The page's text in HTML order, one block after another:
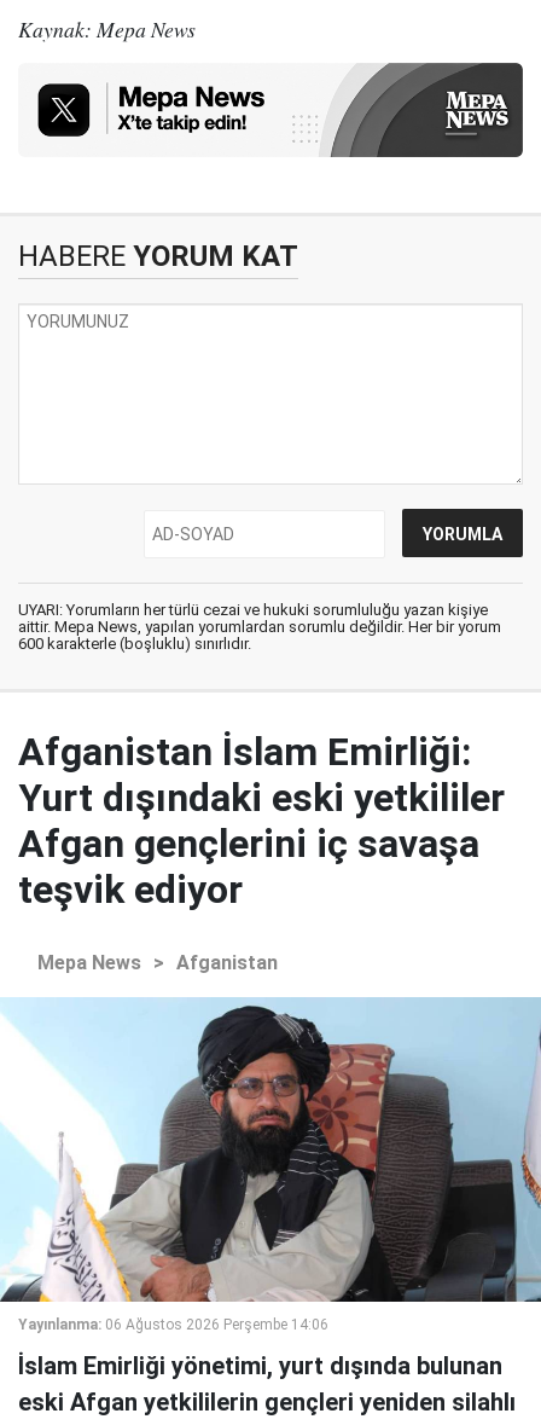
Kaynak: Mepa News
HABERE YORUM KAT
UYARI: Yorumların her türlü cezai ve hukuki sorumluluğu yazan kişiye
aittir. Mepa News, yapılan yorumlardan sorumlu değildir. Her bir yorum
600 karakterle (boşluklu) sınırlıdır.
Afganistan İslam Emirliği:
Yurt dışındaki eski yetkililer
Afgan gençlerini iç savaşa
teşvik ediyor
Mepa News > Afganistan
Yayınlanma: 06 Ağustos 2026 Perşembe 14:06
İslam Emirliği yönetimi, yurt dışında bulunan
eski Afgan yetkililerin gençleri yeniden silahlı